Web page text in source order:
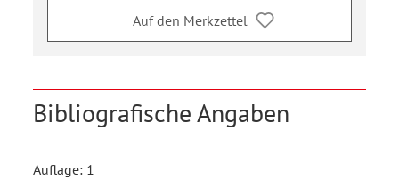
Auf den Merkzettel
Bibliografische Angaben
Auflage: 1